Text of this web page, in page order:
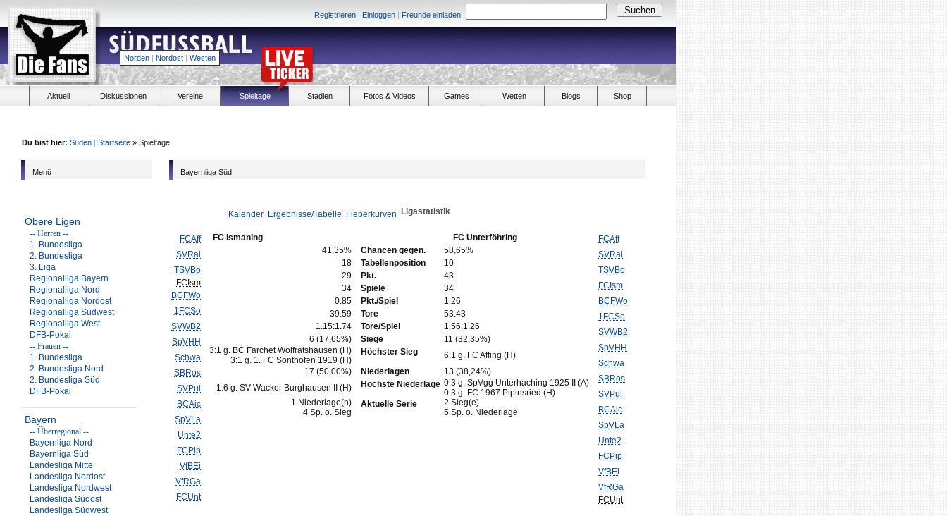
Registrieren | Einloggen | Freunde einladen
Norden | Nordost | Westen
Aktuell Diskussionen Vereine Spieltage Stadien Fotos & Videos Games Wetten Blogs Shop
Du bist hier: Süden | Startseite » Spieltage
Menü
Obere Ligen
-- Herren --
1. Bundesliga
2. Bundesliga
3. Liga
Regionalliga Bayern
Regionalliga Nord
Regionalliga Nordost
Regionalliga Südwest
Regionalliga West
DFB-Pokal
-- Frauen --
1. Bundesliga
2. Bundesliga Nord
2. Bundesliga Süd
DFB-Pokal
Bayern
-- Überregional --
Bayernliga Nord
Bayernliga Süd
Landesliga Mitte
Landesliga Nordost
Landesliga Nordwest
Landesliga Südost
Landesliga Südwest
Bayernliga Süd
Kalender Ergebnisse/Tabelle Fieberkurven Ligastatistik
FCAff
SVRai
TSVBo
FCIsm
BCFWo
1FCSo
SVWB2
SpVHH
Schwa
SBRos
SVPul
BCAic
SpVLa
Unte2
FCPip
VfBEi
VfRGa
FCUnt
FC Ismaning
FC Unterföhring
41,35%
Chancen gegen.
58,65%
18
Tabellenposition
10
29
Pkt.
43
34
Spiele
34
0.85
Pkt./Spiel
1.26
39:59
Tore
53:43
1.15:1.74
Tore/Spiel
1.56:1.26
6 (17,65%)
Siege
11 (32,35%)
3:1 g. BC Farchet Wolfratshausen (H)
3:1 g. 1. FC Sonthofen 1919 (H)
Höchster Sieg
6:1 g. FC Affing (H)
17 (50,00%)
Niederlagen
13 (38,24%)
1:6 g. SV Wacker Burghausen II (H)
Höchste Niederlage 0:3 g. SpVgg Unterhaching 1925 II (A)
0:3 g. FC 1967 Pipinsried (H)
1 Niederlage(n)
4 Sp. o. Sieg
Aktuelle Serie
2 Sieg(e)
5 Sp. o. Niederlage
FCAff
SVRai
TSVBo
FCIsm
BCFWo
1FCSo
SVWB2
SpVHH
Schwa
SBRos
SVPul
BCAic
SpVLa
Unte2
FCPip
VfBEi
VfRGa
FCUnt